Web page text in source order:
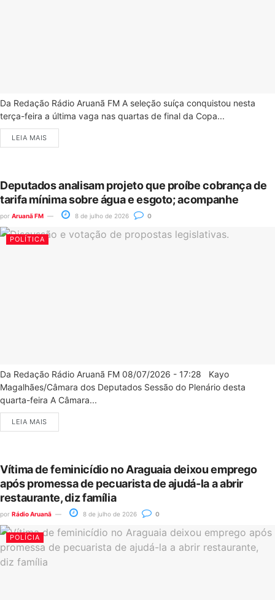
Da Redação Rádio Aruanã FM A seleção suíça conquistou nesta
terça-feira a última vaga nas quartas de final da Copa...
LEIA MAIS
Deputados analisam projeto que proíbe cobrança de
tarifa mínima sobre água e esgoto; acompanhe
por Aruanã FM 8 de julho de 2026 0
POLÍTICA
Da Redação Rádio Aruanã FM 08/07/2026 - 17:28 Kayo
Magalhães/Câmara dos Deputados Sessão do Plenário desta
quarta-feira A Câmara...
LEIA MAIS
Vítima de feminicídio no Araguaia deixou emprego
após promessa de pecuarista de ajudá-la a abrir
restaurante, diz família
por Rádio Aruanã 8 de julho de 2026 0
POLÍCIA